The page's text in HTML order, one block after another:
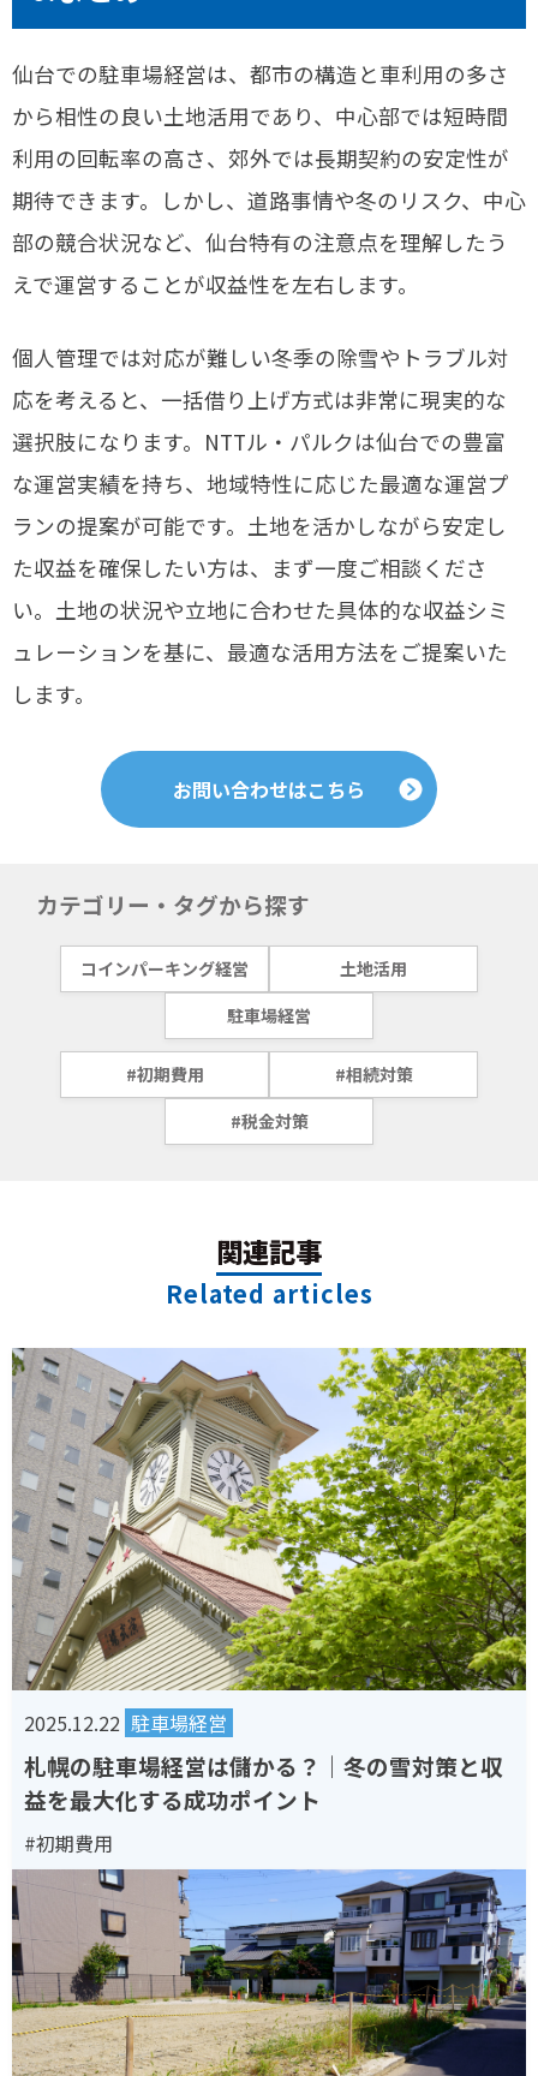
仙台での駐車場経営は、都市の構造と車利用の多さ
から相性の良い土地活用であり、中心部では短時間
利用の回転率の高さ、郊外では長期契約の安定性が
期待できます。しかし、道路事情や冬のリスク、中心
部の競合状況など、仙台特有の注意点を理解したう
えで運営することが収益性を左右します。
個人管理では対応が難しい冬季の除雪やトラブル対
応を考えると、一括借り上げ方式は非常に現実的な
選択肢になります。NTTル・パルクは仙台での豊富
な運営実績を持ち、地域特性に応じた最適な運営プ
ランの提案が可能です。土地を活かしながら安定し
た収益を確保したい方は、まず一度ご相談くださ
い。土地の状況や立地に合わせた具体的な収益シミ
ュレーションを基に、最適な活用方法をご提案いた
します。
お問い合わせはこちら
カテゴリー・タグから探す
コインパーキング経営
土地活用
駐車場経営
#初期費用
#相続対策
#税金対策
関連記事
Related articles
2025.12.22 駐車場経営
札幌の駐車場経営は儲かる？｜冬の雪対策と収
益を最大化する成功ポイント
#初期費用